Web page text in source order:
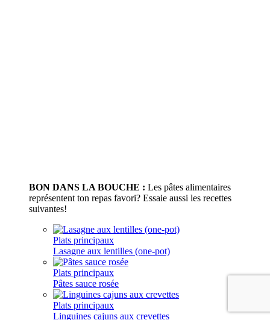
BON DANS LA BOUCHE : Les pâtes alimentaires
représentent ton repas favori? Essaie aussi les recettes
suivantes!
Plats principaux
Lasagne aux lentilles (one-pot)
Plats principaux
Pâtes sauce rosée
Plats principaux
Linguines cajuns aux crevettes